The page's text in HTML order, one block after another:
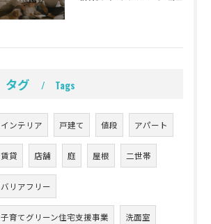
タグ Tags
インテリア 戸建て 値段 アパート
賃貸 店舗 庭 屋根 二世帯
バリアフリー
子育てグリーン住宅支援事業 洗面室